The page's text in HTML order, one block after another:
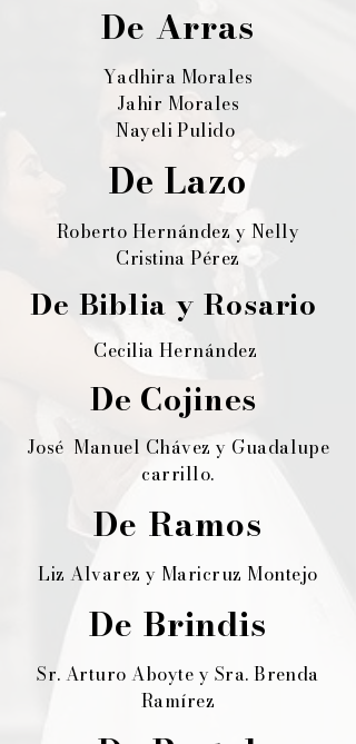
De Arras
Yadhira Morales
Jahir Morales
Nayeli Pulido
De Lazo
Roberto Hernández y Nelly
Cristina Pérez
De Biblia y Rosario
Cecilia Hernández
De Cojines
José Manuel Chávez y Guadalupe
carrillo.
De Ramos
Liz Alvarez y Maricruz Montejo
De Brindis
Sr. Arturo Aboyte y Sra. Brenda
Ramírez